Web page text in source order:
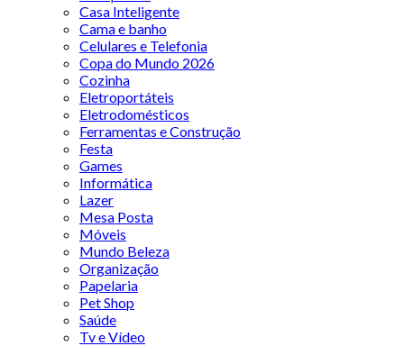
Casa Inteligente
Cama e banho
Celulares e Telefonia
Copa do Mundo 2026
Cozinha
Eletroportáteis
Eletrodomésticos
Ferramentas e Construção
Festa
Games
Informática
Lazer
Mesa Posta
Móveis
Mundo Beleza
Organização
Papelaria
Pet Shop
Saúde
Tv e Vídeo